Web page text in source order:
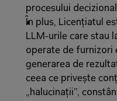
procesului
În plus, Licențiatul
LLM‑urile care stau
operate de furnizori
generarea de
ceea ce privește
„halucinații”,